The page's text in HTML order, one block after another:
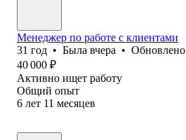
Менеджер по работе с клиентами
31 год • Была вчера • Обновлено
40 000 ₽
Активно ищет работу
Общий опыт
6 лет 11 месяцев